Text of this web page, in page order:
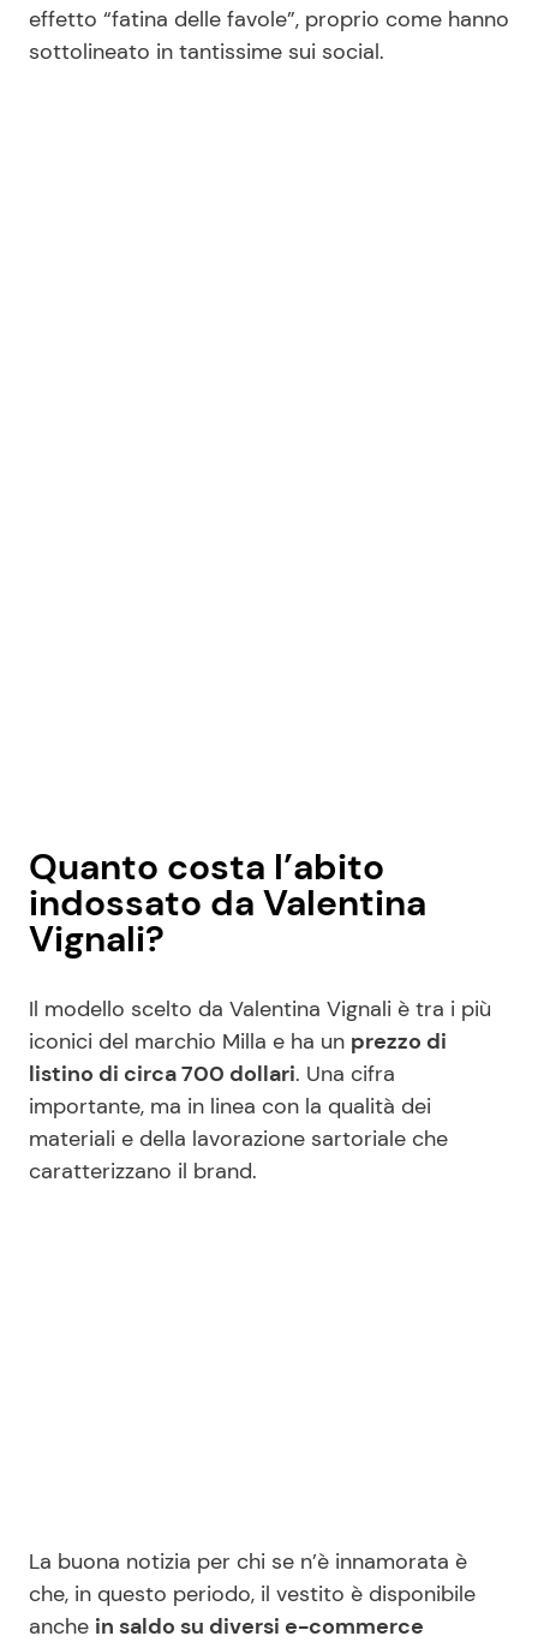
effetto “fatina delle favole”, proprio come hanno
sottolineato in tantissime sui social.
Quanto costa l’abito
indossato da Valentina
Vignali?
Il modello scelto da Valentina Vignali è tra i più
iconici del marchio Milla e ha un prezzo di
listino di circa 700 dollari. Una cifra
importante, ma in linea con la qualità dei
materiali e della lavorazione sartoriale che
caratterizzano il brand.
La buona notizia per chi se n’è innamorata è
che, in questo periodo, il vestito è disponibile
anche in saldo su diversi e-commerce